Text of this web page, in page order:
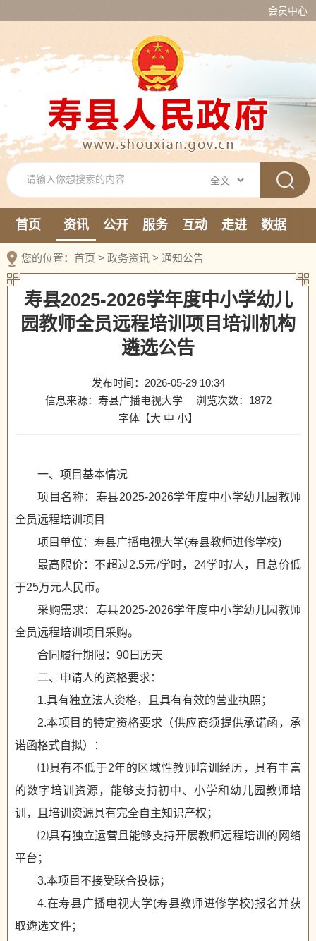
会员中心
首页 资讯 公开 服务 互动 走进
数据
新媒体
您的位置： 首页 > 政务资讯 > 通知公告
寿县2025-2026学年度中小学幼儿
园教师全员远程培训项目培训机构
遴选公告
发布时间：2026-05-29 10:34
信息来源：寿县广播电视大学
浏览次数： 1872
字体【大 中 小】
一、项目基本情况
项目名称：寿县2025-2026学年度中小学幼儿园教师
全员远程培训项目
项目单位：寿县广播电视大学(寿县教师进修学校)
最高限价：不超过2.5元/学时，24学时/人，且总价低
于25万元人民币。
采购需求：寿县2025-2026学年度中小学幼儿园教师
全员远程培训项目采购。
合同履行期限：90日历天
二、申请人的资格要求：
1.具有独立法人资格，且具有有效的营业执照；
2.本项目的特定资格要求（供应商须提供承诺函，承
诺函格式自拟）：
⑴具有不低于2年的区域性教师培训经历，具有丰富
的数字培训资源，能够支持初中、小学和幼儿园教师培
训，且培训资源具有完全自主知识产权；
⑵具有独立运营且能够支持开展教师远程培训的网络
平台；
3.本项目不接受联合投标；
4.在寿县广播电视大学(寿县教师进修学校)报名并获
取遴选文件；